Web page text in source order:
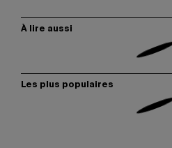
À lire aussi
Les plus populaires